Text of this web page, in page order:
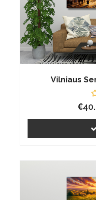
Vilniaus
0
€